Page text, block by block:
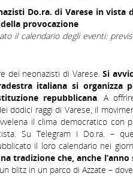
Do.ra. di Varese in vista
provocazione
il calendario degli eventi:
dei neonazisti di Varese.Si
italiana si organizza
repubblicana . A
dodici raggi di Varese, il
il clima democratico con
Su Telegram i Do.ra. –
il loro calendario nei
tradizione che, anche
blitz in un parco di Azzate –